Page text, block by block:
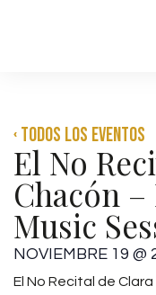
‹ Todos los eventos
El No
Chacón
Music
NOVIEMBRE 19 @
El No Recital de